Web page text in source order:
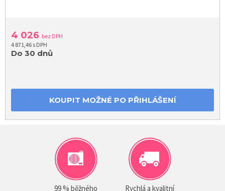
4 026 bez DPH
4 871,46 s DPH
Do 30 dnů
KOUPIT MOŽNÉ PO PŘIHLÁŠENÍ
99 % běžného
Rychlá a kvalitní